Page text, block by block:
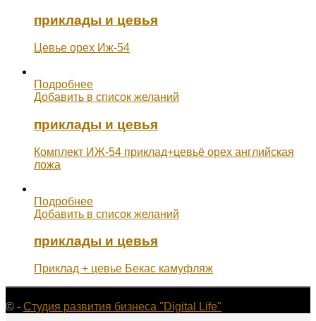
приклады и цевья
Цевье орех Иж-54
Подробнее
Добавить в список желаний
приклады и цевья
Комплект ИЖ-54 приклад+цевьё орех английская
ложа
Подробнее
Добавить в список желаний
приклады и цевья
Приклад + цевье Бекас камуфляж
© - Студия развития бизнеса "Digital Life"